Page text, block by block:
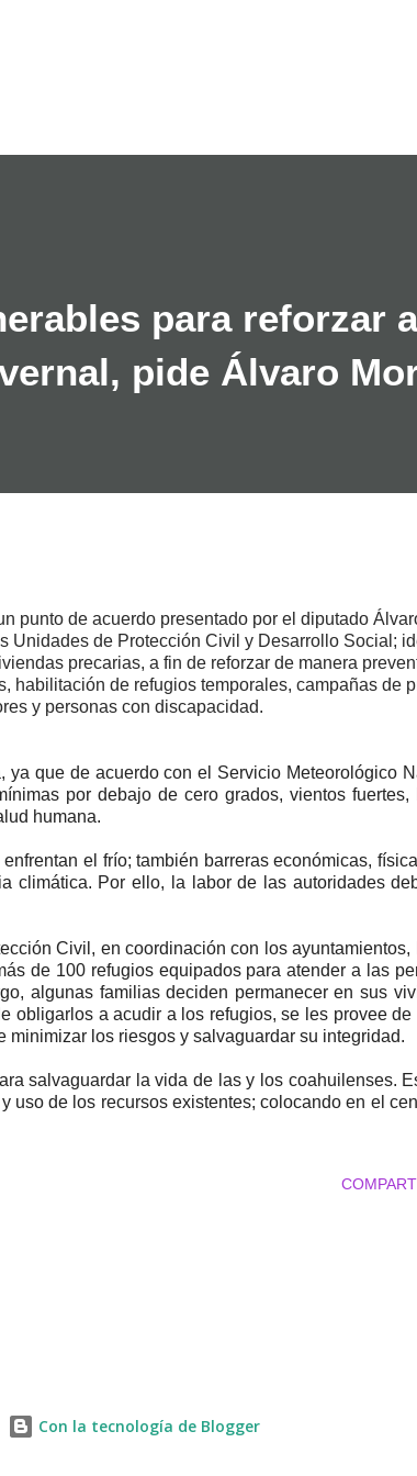
para reforzar
pide Álvaro
punto de acuerdo presentado por el diputado
Unidades de Protección Civil y Desarrollo Social;
precarias, a fin de reforzar de manera
habilitación de refugios temporales, campañas de
y personas con discapacidad.
ya que de acuerdo con el Servicio Meteorológico
por debajo de cero grados, vientos
humana.
el frío; también barreras económicas,
climática. Por ello, la labor de las autoridades
Civil, en coordinación con los
de 100 refugios equipados para atender a las
algunas familias deciden permanecer en sus
a acudir a los refugios, se les provee
los riesgos y salvaguardar su integridad.
salvaguardar la vida de las y los coahuilenses.
de los recursos existentes; colocando en el
Con la tecnología de Blogger